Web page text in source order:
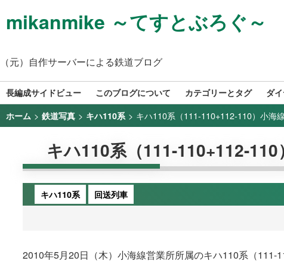
mikanmike ～てすとぶろぐ～
（元）自作サーバーによる鉄道ブログ
長編成サイドビュー このブログについて カテゴリーとタグ ダ
ホーム > 鉄道写真 > キハ110系 > キハ110系（111-110+112-110）小海
キハ110系（111-110+112-110
キハ110系 回送列車
2010年5月20日（木）小海線営業所所属のキハ110系（111-